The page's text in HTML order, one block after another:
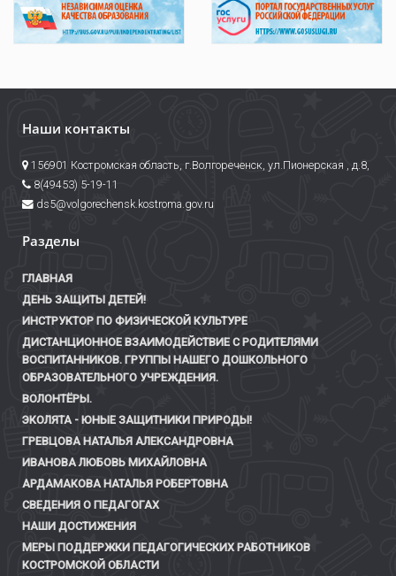
Наши контакты
156901 Костромская область, г.Волгореченск, ул.Пионерская , д.8,
8(49453) 5-19-11
ds5@volgorechensk.kostroma.gov.ru
Разделы
ГЛАВНАЯ
ДЕНЬ ЗАЩИТЫ ДЕТЕЙ!
ИНСТРУКТОР ПО ФИЗИЧЕСКОЙ КУЛЬТУРЕ
ДИСТАНЦИОННОЕ ВЗАИМОДЕЙСТВИЕ С РОДИТЕЛЯМИ
ВОСПИТАННИКОВ. ГРУППЫ НАШЕГО ДОШКОЛЬНОГО
ОБРАЗОВАТЕЛЬНОГО УЧРЕЖДЕНИЯ.
ВОЛОНТЁРЫ.
ЭКОЛЯТА - ЮНЫЕ ЗАЩИТНИКИ ПРИРОДЫ!
ГРЕВЦОВА НАТАЛЬЯ АЛЕКСАНДРОВНА
ИВАНОВА ЛЮБОВЬ МИХАЙЛОВНА
АРДАМАКОВА НАТАЛЬЯ РОБЕРТОВНА
СВЕДЕНИЯ О ПЕДАГОГАХ
НАШИ ДОСТИЖЕНИЯ
МЕРЫ ПОДДЕРЖКИ ПЕДАГОГИЧЕСКИХ РАБОТНИКОВ
КОСТРОМСКОЙ ОБЛАСТИ